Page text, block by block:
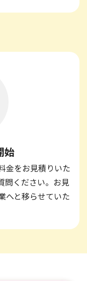
始
金をお見積りいた
問ください。お見
へと移らせていた